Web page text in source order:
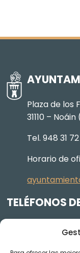
Plaza de los
31110 –
Tel. 948 31
Horario de
TELÉFONOS